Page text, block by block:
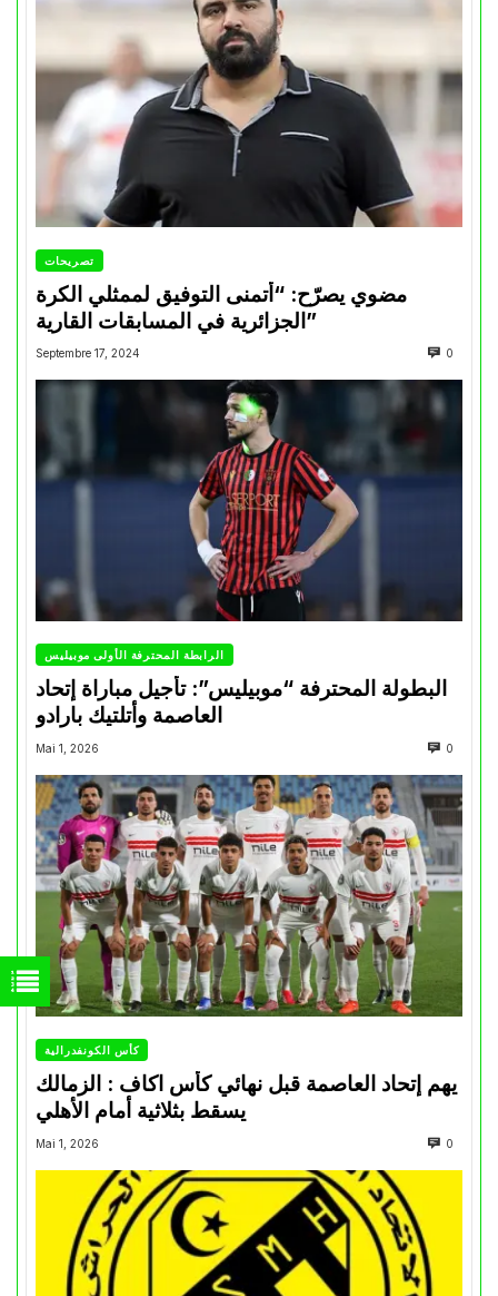
تصريحات
مضوي يصرّح: “أتمنى التوفيق لممثلي الكرة
الجزائرية في المسابقات القارية”
Septembre 17, 2024 0
الرابطة المحترفة الأولى موبيليس
البطولة المحترفة “موبيليس”: تأجيل مباراة إتحاد
العاصمة وأتلتيك بارادو
Mai 1, 2026 0
كأس الكونفدرالية
يهم إتحاد العاصمة قبل نهائي كأس اكاف : الزمالك
Mai 1, 2026 0